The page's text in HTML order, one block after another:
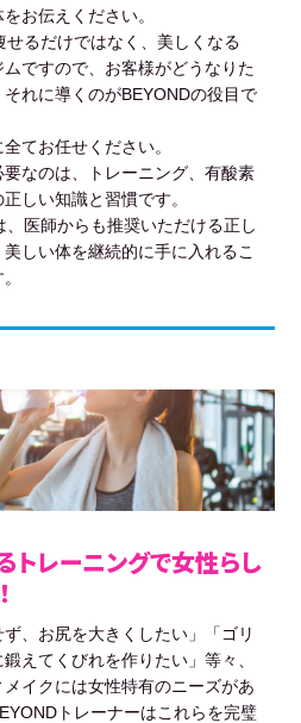
お伝えください。
せるだけではなく、美しくなる
ですので、お客様がどうなりた
それに導くのがBEYONDの役目で
全てお任せください。
要なのは、トレーニング、有酸素
しい知識と習慣です。
、医師からも推奨いただける正し
しい体を継続的に手に入れるこ
トレーニングで女性らし
ず、お尻を大きくしたい」「ゴリ
えてくびれを作りたい」等々、
イクには女性特有のニーズがあ
トレーナーはこれらを完璧